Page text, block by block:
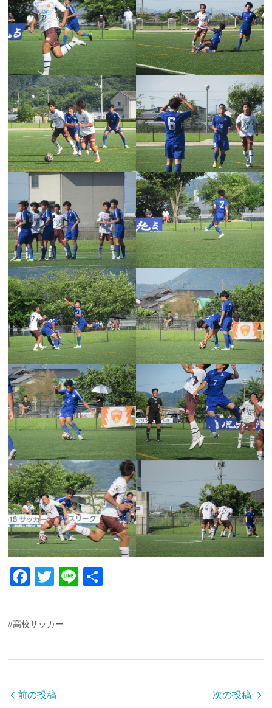
F
c
e
b
o
T
Li
#高校サッカー
前の投稿 次の投稿